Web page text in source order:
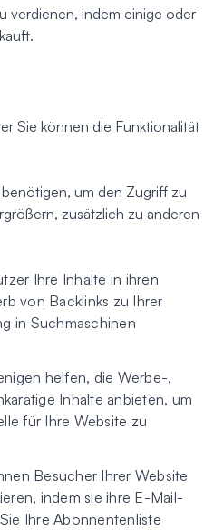
verdienen, indem einige oder
Sie können die Funktionalität
um den Zugriff zu
zusätzlich zu anderen
Ihre Inhalte in ihren
von Backlinks zu Ihrer
in Suchmaschinen
helfen, die Werbe-,
Inhalte anbieten, um
für Ihre Website zu
Besucher Ihrer Website
indem sie ihre E-Mail-
Ihre Abonnentenliste